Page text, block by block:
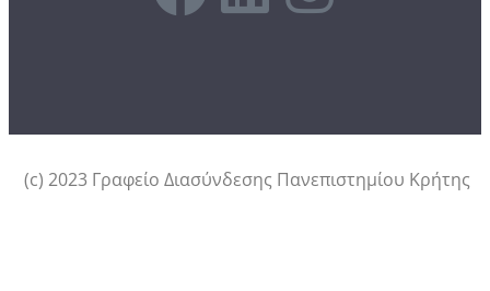
(c) 2023 Γραφείο Διασύνδεσης Πανεπιστημίου Κρήτης